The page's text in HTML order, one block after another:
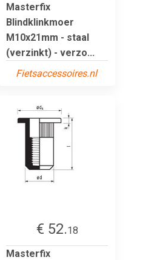
Masterfix
Blindklinkmoer
M10x21mm - staal
(verzinkt) - verzo...
Fietsaccessoires.nl
€ 52.18
Masterfix